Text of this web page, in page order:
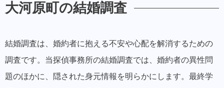
大河原町の結婚調査
結婚調査は、婚約者に抱える不安や心配を解消するための
調査です。当探偵事務所の結婚調査では、婚約者の異性問
題のほかに、隠された身元情報を明らかにします。最終学